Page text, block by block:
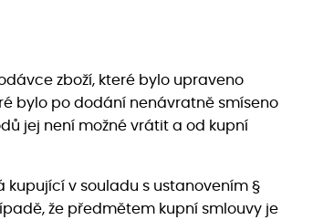
zboží, které bylo upraveno
bylo po dodání nenávratně smíseno
jej není možné vrátit a od kupní
kupující v souladu s ustanovením §
že předmětem kupní smlouvy je